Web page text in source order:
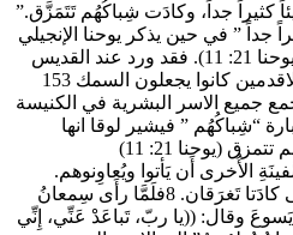
كثيراً جداً، وكادَت شِباكُهُم تَتَمَزَّق.”
جداً ” في حين يذكر يوحنا الإنجيلي
ان الشبكة امتلأت 153 سمكة (يوحنا 21: 11). فقد ورد عند القديس
ايرونيموس ان علماء الطبيعة الاقدمين كانوا يجعلون السمك 153
جميع الاسر البشرية في الكنيسة
13: 47-50). اما عبارة “شِباكُهُم ” فيشير لوقا انها
(يوحنا 21: 11)
الأُخرى أَن يَأتوا ويُعاوِنوهم.
فأَتَوا، ومَلأُوا كِلْتا السَّفينَتَينِ حتَّى كادَتا تَغرَقان. 8فلَمَّا رأَى سِمعانُ
وقال: ((يا ربّ، تَباعَدْ عَنِّي، إِنِّي